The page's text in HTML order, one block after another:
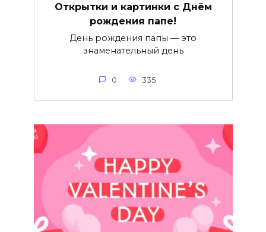
Открытки и картинки с Днём
рождения папе!
День рождения папы — это
знаменательный день
0 335